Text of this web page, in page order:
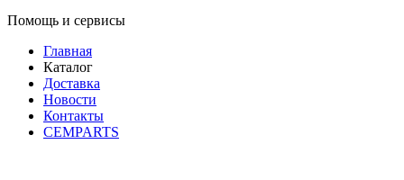
Помощь и сервисы
Главная
Каталог
Доставка
Новости
Контакты
CEMPARTS